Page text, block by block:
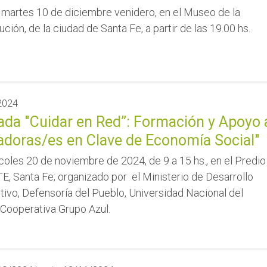
10 de diciembre venidero, en el Museo de la
de la ciudad de Santa Fe, a partir de las 19.00 hs.
"Cuidar en Red”: Formación y Apoyo
es en Clave de Economía Social"
20 de noviembre de 2024, de 9 a 15 hs., en el Predio
Santa Fe; organizado por el Ministerio de Desarrollo
Defensoría del Pueblo, Universidad Nacional del
Grupo Azul.